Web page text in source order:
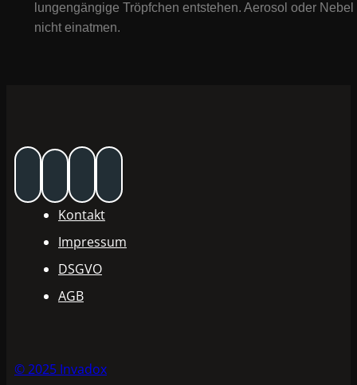
lungengängige Tröpfchen entstehen. Aerosol oder Nebel
nicht einatmen.
Kontakt
Impressum
DSGVO
AGB
© 2025 Invadox